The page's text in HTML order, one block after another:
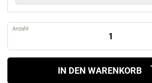
Anzahl
IN DEN WARENKORB